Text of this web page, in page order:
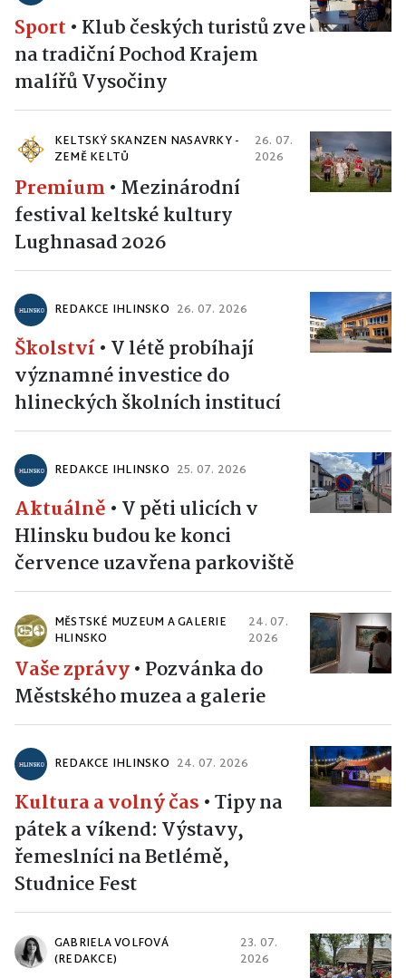
Sport • Klub českých turistů zve
na tradiční Pochod Krajem
malířů Vysočiny
KELTSKÝ SKANZEN NASAVRKY -
ZEMĚ KELTŮ
26. 07.
2026
Premium • Mezinárodní
festival keltské kultury
Lughnasad 2026
REDAKCE IHLINSKO 26. 07. 2026
Školství• V létě probíhají
významné investice do
hlineckých školních institucí
REDAKCE IHLINSKO 25. 07. 2026
Aktuálně • V pěti ulicích v
Hlinsku budou ke konci
července uzavřena parkoviště
MĚSTSKÉ MUZEUM A GALERIE
HLINSKO
24. 07.
2026
Vaše zprávy• Pozvánka do
Městského muzea a galerie
REDAKCE IHLINSKO 24. 07. 2026
Kultura a volný čas •Tipy na
pátek a víkend: Výstavy,
řemeslníci na Betlémě,
Studnice Fest
GABRIELA VOLFOVÁ
(REDAKCE)
23. 07.
2026